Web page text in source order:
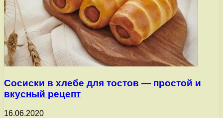
Сосиски в хлебе для тостов — простой и
вкусный рецепт
16.06.2020